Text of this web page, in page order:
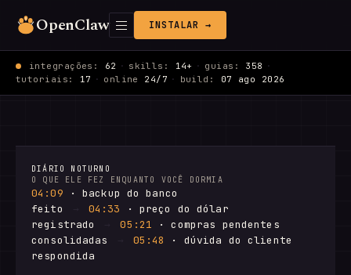
OpenClaw INSTALAR →
integrações: 62 · skills: 14+ · guias: 358 ·
tutoriais: 17 · online 24/7 · build: 07 ago 2026
DIÁRIO NOTURNO
O QUE ELE FEZ ENQUANTO VOCÊ DORMIA
04:09 · backup do banco
feito
04:33 · preço do dólar
registrado
05:21 · compras pendentes
consolidadas
05:48
· dúvida do cliente
respondida